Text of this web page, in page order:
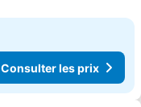
Consulter les prix